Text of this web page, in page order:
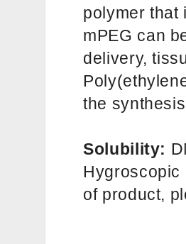
polymer that
mPEG can
delivery,
the
Solubility:
Hygroscopic
of product,